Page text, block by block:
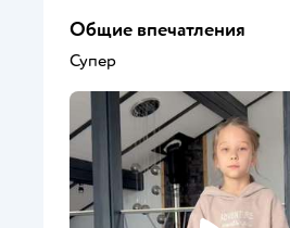
Общие впечатления
Супер